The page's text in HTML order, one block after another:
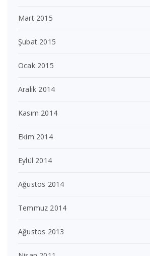
Mart 2015
Şubat 2015
Ocak 2015
Aralık 2014
Kasım 2014
Ekim 2014
Eylül 2014
Ağustos 2014
Temmuz 2014
Ağustos 2013